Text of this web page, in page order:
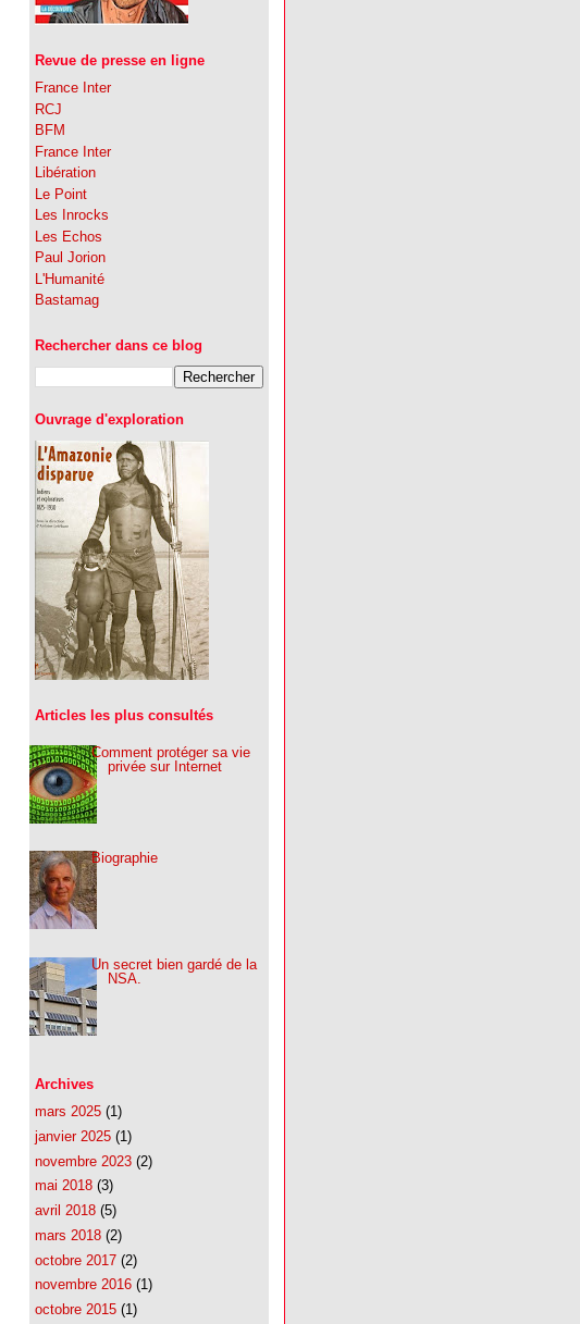
Revue de presse en ligne
France Inter
RCJ
BFM
France Inter
Libération
Le Point
Les Inrocks
Les Echos
Paul Jorion
L'Humanité
Bastamag
Rechercher dans ce blog
Ouvrage d'exploration
Articles les plus consultés
Comment protéger sa vie
privée sur Internet
Biographie
Un secret bien gardé de la
NSA.
Archives
mars 2025 (1)
janvier 2025 (1)
novembre 2023 (2)
mai 2018 (3)
avril 2018 (5)
mars 2018 (2)
octobre 2017 (2)
novembre 2016 (1)
octobre 2015 (1)